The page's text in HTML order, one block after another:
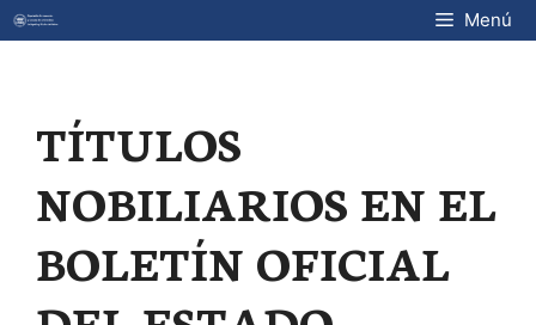
Saltar
al
Menú
TÍTULOS
NOBILIARIOS EN EL
BOLETÍN OFICIAL